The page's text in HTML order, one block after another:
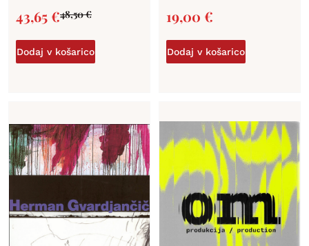
48,50€
43,65€
Dodaj v košarico
19,00 €
Dodaj v košarico